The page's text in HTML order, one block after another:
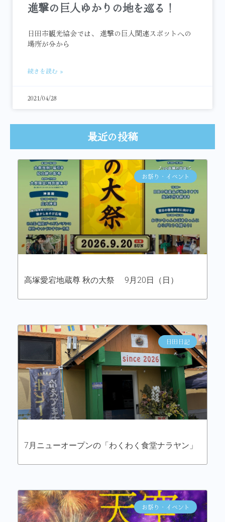
進撃の巨人ゆかりの地を巡る！
日田市観光協会では、 進撃の巨人関連スポットへの
場所が分から
続きを読む »
2021/04/28
最近の投稿
お祭り・イベント
高塚愛宕地蔵尊 秋の大祭 9月20日（日）
日田日記
7月ニューオープンの「わくわく食堂ナラヤン」
お祭り・イベント